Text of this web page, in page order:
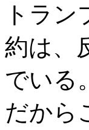
トラ
約は、
でいる。
だから